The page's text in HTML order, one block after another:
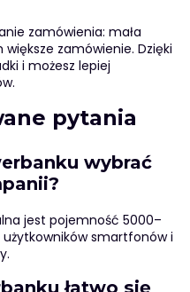
zamówienia: mała
zamówienie. Dzięki
i możesz lepiej
pytania
wybrać
jest pojemność 5000–
użytkowników smartfonów i
łatwo się